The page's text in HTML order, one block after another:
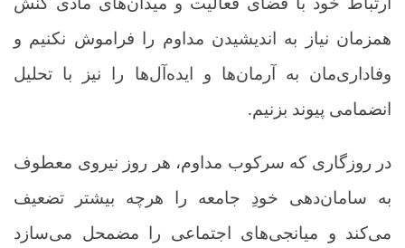
همزمان نیاز به اندیشیدن مداوم را فراموش نکنیم و
وفاداری‌مان به آرمان‌ها و ایده‌آل‌ها را نیز با تحلیل
انضمامی پیوند بزنیم.
در روزگاری که سرکوب مداوم، هر روز نیروی معطوف
به سامان‌دهی خودِ جامعه را هرچه بیشتر تضعیف
می‌کند و میانجی‌های اجتماعی را مضمحل می‌سازد